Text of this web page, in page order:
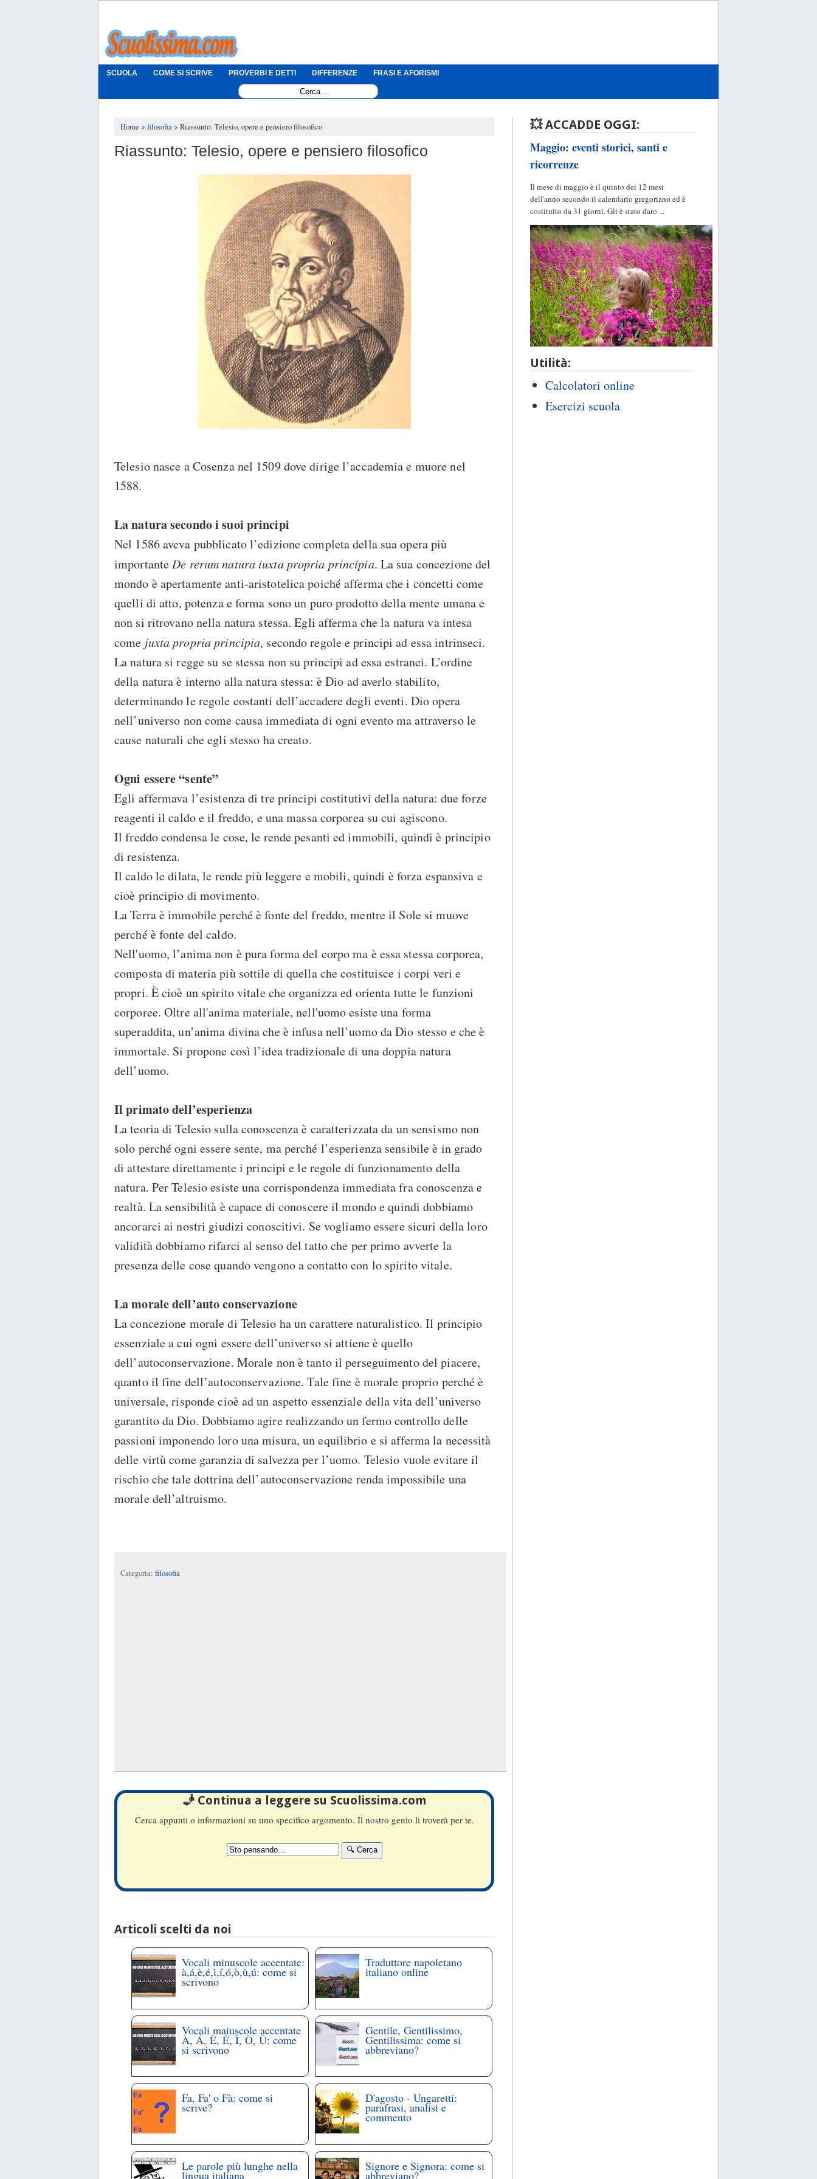
SCUOLA COME SI SCRIVE PROVERBI E DETTI DIFFERENZE FRASI E AFORISMI
Home filosofia Riassunto: Telesio, opere e pensiero filosofico
Riassunto: Telesio, opere e pensiero filosofico
Telesio nasce a Cosenza nel 1509 dove dirige l’accademia e muore nel
1588.
La natura secondo i suoi principi
Nel 1586 aveva pubblicato l’edizione completa della sua opera più
importanteDe rerum natura iuxta propria principia. La sua concezione del
mondo è apertamente anti-aristotelica poiché afferma che i concetti come
quelli di atto, potenza e forma sono un puro prodotto della mente umana e
non si ritrovano nella natura stessa. Egli afferma che la natura va intesa
come juxta propria principia, secondo regole e principi ad essa intrinseci.
La natura si regge su se stessa non su principi ad essa estranei. L’ordine
della natura è interno alla natura stessa: è Dio ad averlo stabilito,
determinando le regole costanti dell’accadere degli eventi. Dio opera
nell’universo non come causa immediata di ogni evento ma attraverso le
cause naturali che egli stesso ha creato.
Ogni essere “sente”
Egli affermava l’esistenza di tre principi costitutivi della natura: due forze
reagenti il caldo e il freddo, e una massa corporea su cui agiscono.
Il freddo condensa le cose, le rende pesanti ed immobili, quindi è principio
di resistenza.
Il caldo le dilata, le rende più leggere e mobili, quindi è forza espansiva e
cioè principio di movimento.
La Terra è immobile perché è fonte del freddo, mentre il Sole si muove
perché è fonte del caldo.
Nell'uomo, l’anima non è pura forma del corpo ma è essa stessa corporea,
composta di materia più sottile di quella che costituisce i corpi veri e
propri. È cioè un spirito vitale che organizza ed orienta tutte le funzioni
corporee. Oltre all'anima materiale, nell'uomo esiste una forma
superaddita, un’anima divina che è infusa nell’uomo da Dio stesso e che è
immortale. Si propone così l’idea tradizionale di una doppia natura
dell’uomo.
Il primato dell’esperienza
La teoria di Telesio sulla conoscenza è caratterizzata da un sensismo non
solo perché ogni essere sente, ma perché l’esperienza sensibile è in grado
di attestare direttamente i principi e le regole di funzionamento della
natura. Per Telesio esiste una corrispondenza immediata fra conoscenza e
realtà. La sensibilità è capace di conoscere il mondo e quindi dobbiamo
ancorarci ai nostri giudizi conoscitivi. Se vogliamo essere sicuri della loro
validità dobbiamo rifarci al senso del tatto che per primo avverte la
presenza delle cose quando vengono a contatto con lo spirito vitale.
La morale dell’auto conservazione
La concezione morale di Telesio ha un carattere naturalistico. Il principio
essenziale a cui ogni essere dell’universo si attiene è quello
dell’autoconservazione. Morale non è tanto il perseguimento del piacere,
quanto il fine dell’autoconservazione. Tale fine è morale proprio perché è
universale, risponde cioè ad un aspetto essenziale della vita dell’universo
garantito da Dio. Dobbiamo agire realizzando un fermo controllo delle
passioni imponendo loro una misura, un equilibrio e si afferma la necessità
delle virtù come garanzia di salvezza per l’uomo. Telesio vuole evitare il
rischio che tale dottrina dell’autoconservazione renda impossibile una
morale dell’altruismo.
Categoria: filosofia
🧞 Continua a leggere su Scuolissima.com
Cerca appunti o informazioni su uno specifico argomento. Il nostro genio li troverà per te.
Articoli scelti da noi
Vocali minuscole accentate:
à,á,è,é,ì,í,ó,ò,ù,ú: come si
scrivono
Traduttore napoletano
italiano online
Vocali maiuscole accentate
À, Á, È, É, Ì, Ò, Ù: come
si scrivono
Gentile, Gentilissimo,
Gentilissima: come si
abbreviano?
Fa, Fa' o Fà: come si
scrive?
D'agosto - Ungaretti:
parafrasi, analisi e
commento
Le parole più lunghe nella
lingua italiana
Signore e Signora: come si
abbreviano?
💥 ACCADDE OGGI:
Maggio: eventi storici, santi e
ricorrenze
Il mese di maggio è il quinto dei 12 mesi
dell'anno secondo il calendario gregoriano ed è
costituito da 31 giorni. Gli è stato dato ...
Utilità:
Calcolatori online
Esercizi scuola